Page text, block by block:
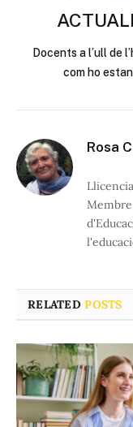
Docents a l’ull de
com ho
Rosa
RELATEDPOSTS